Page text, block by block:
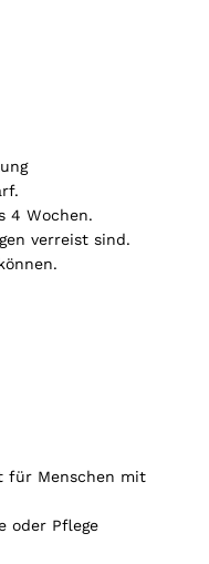
4 Wochen.
verreist sind.
für Menschen mit
oder Pflege